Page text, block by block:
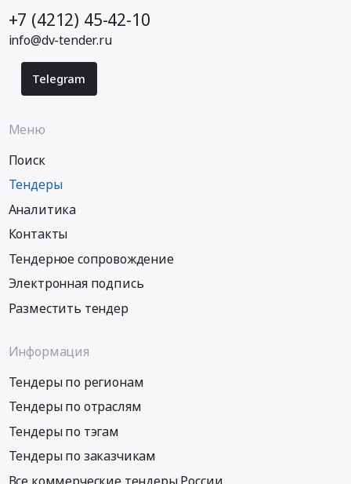
+7 (4212) 45-42-10
info@dv-tender.ru
Telegram
Меню
Поиск
Тендеры
Аналитика
Контакты
Тендерное сопровождение
Электронная подпись
Разместить тендер
Информация
Тендеры по регионам
Тендеры по отраслям
Тендеры по тэгам
Тендеры по заказчикам